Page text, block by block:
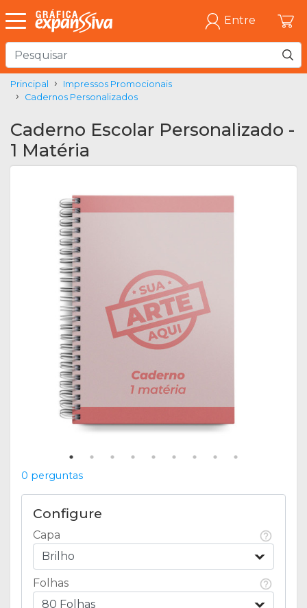
Entre
Principal
Impressos Promocionais
Cadernos Personalizados
Caderno Escolar Personalizado -
1 Matéria
0 perguntas
Configure
Capa
Brilho
Folhas
80 Folhas